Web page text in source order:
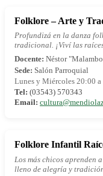
Folklore – Arte y
Profundizá en la danza
tradicional. ¡Viví las
Docente: Néstor
Sede: Salón Parroquial
Lunes y Miércoles 20:00
Tel: (03543) 570343
Email:
Folklore Infantil
Los más chicos aprenden
lleno de alegría y